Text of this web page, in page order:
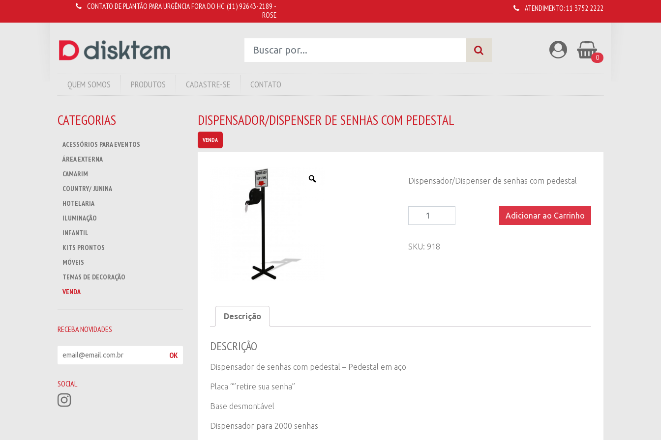
CONTATO DE PLANTÃO PARA URGÊNCIA FORA DO HC:(11) 92643-2189 -
ROSE
ATENDIMENTO:11 3752 2222
0
QUEM SOMOS PRODUTOS CADASTRE-SE CONTATO
CATEGORIAS
ACESSÓRIOS PARA EVENTOS
ÁREA EXTERNA
CAMARIM
COUNTRY/ JUNINA
HOTELARIA
ILUMINAÇÃO
INFANTIL
KITS PRONTOS
MÓVEIS
TEMAS DE DECORAÇÃO
VENDA
RECEBA NOVIDADES
e
b
a
n
OK
SOCIAL
DISPENSADOR/DISPENSER DE SENHAS COM PEDESTAL
VENDA
Dispensador/Dispenser de senhas com pedestal
Dispensador/Dispenser
de
com
Adicionar ao Carrinho
SKU: 918
Descrição
DESCRIÇÃO
Dispensador de senhas com pedestal – Pedestal em aço
Placa “”retire sua senha”
Base desmontável
Dispensador para 2000 senhas